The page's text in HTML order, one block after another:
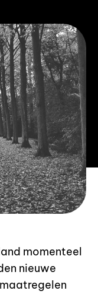
momenteel
nieuwe